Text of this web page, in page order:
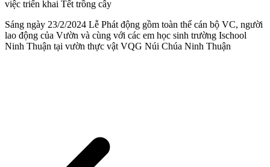
việc triển khai Tết trồng cây
Sáng ngày 23/2/2024 Lễ Phát động gồm toàn thể cán bộ VC, người
lao động của Vườn và cùng với các em học sinh trường Ischool
Ninh Thuận tại vườn thực vật VQG Núi Chúa Ninh Thuận